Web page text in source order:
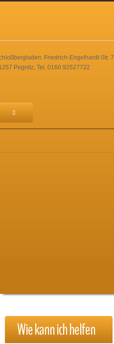
Friedrich-Engelhardt-Str. 7
Pegnitz, Tel. 0160 92527722
Wiekannichhelfen